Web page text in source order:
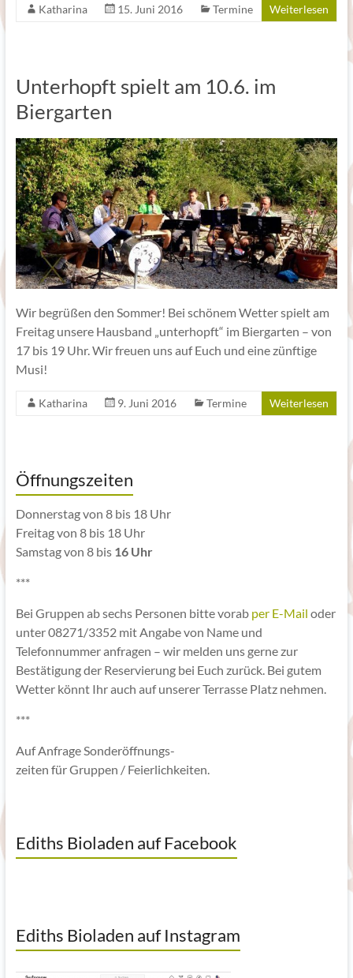
Katharina 15. Juni 2016 Termine Weiterlesen
Unterhopft spielt am 10.6. im
Biergarten
Wir begrüßen den Sommer! Bei schönem Wetter spielt am
Freitag unsere Hausband „unterhopft“ im Biergarten – von
17 bis 19 Uhr. Wir freuen uns auf Euch und eine zünftige
Musi!
Katharina 9. Juni 2016 Termine Weiterlesen
Öffnungszeiten
Donnerstag von 8 bis 18 Uhr
Freitag von 8 bis 18 Uhr
Samstag von 8 bis 16 Uhr
***
Bei Gruppen ab sechs Personen bitte vorab per E-Mail oder
unter 08271/3352 mit Angabe von Name und
Telefonnummer anfragen – wir melden uns gerne zur
Bestätigung der Reservierung bei Euch zurück. Bei gutem
Wetter könnt Ihr auch auf unserer Terrasse Platz nehmen.
***
Auf Anfrage Sonderöffnungs-
zeiten für Gruppen / Feierlichkeiten.
Ediths Bioladen auf Facebook
Ediths Bioladen auf Instagram